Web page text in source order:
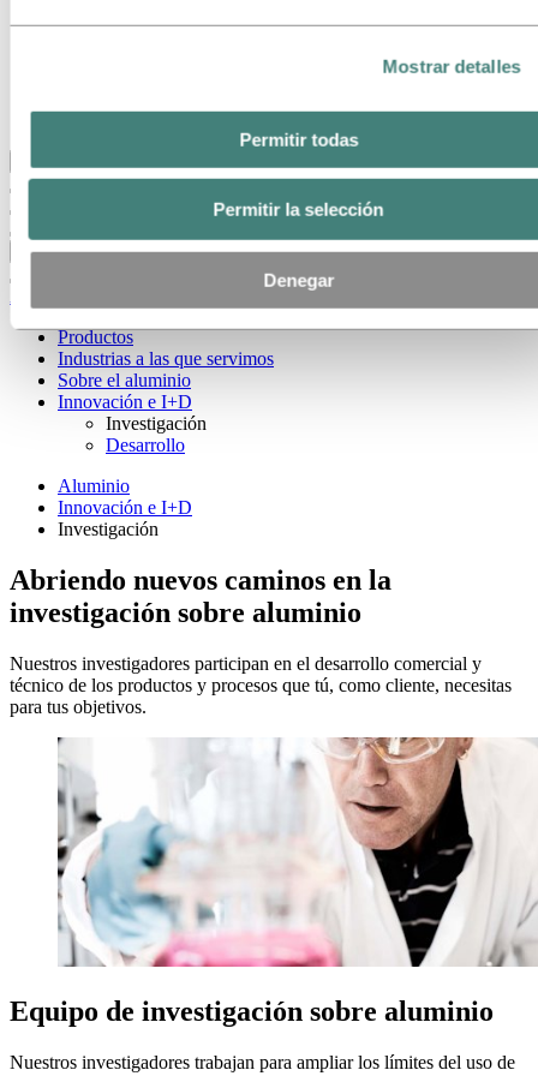
Mostrar detalles
Permitir todas
Permitir la selección
Denegar
Nuestra estrategia
Clientes y socios
Volver al menú principal
Cerrar
Productos
Industrias a las que servimos
Sobre el aluminio
Innovación e I+D
Investigación
Desarrollo
Aluminio
Innovación e I+D
Investigación
Abriendo nuevos caminos en la
investigación sobre aluminio
Nuestros investigadores participan en el desarrollo comercial y
técnico de los productos y procesos que tú, como cliente, necesitas
para tus objetivos.
Equipo de investigación sobre aluminio
Nuestros investigadores trabajan para ampliar los límites del uso de